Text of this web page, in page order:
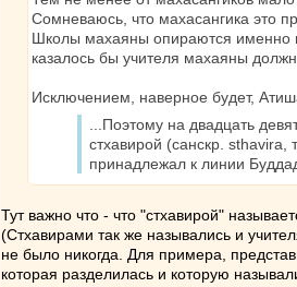
Сомневаюсь, что махасангика это
Школы махаяны опираются именно
казалось бы учителя махаяны
Исключением, наверное будет,
...Поэтому на двадцать
стхавирой (санскр.
принадлежал к линии
Тут важно что - что "стхавирой"
(Стхавирами так же назывались и
не было никогда. Для примера,
которая разделилась и которую